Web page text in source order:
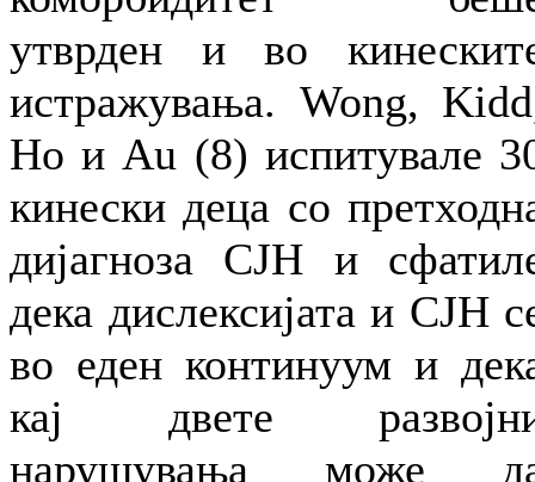
утврден и во
истражувања. Wong,
Ho и Au (8) испитувале
кинески деца со
дијагноза СЈН и
дека дислексијата и СЈН
во еден континуум и
кај двете
нарушувања може